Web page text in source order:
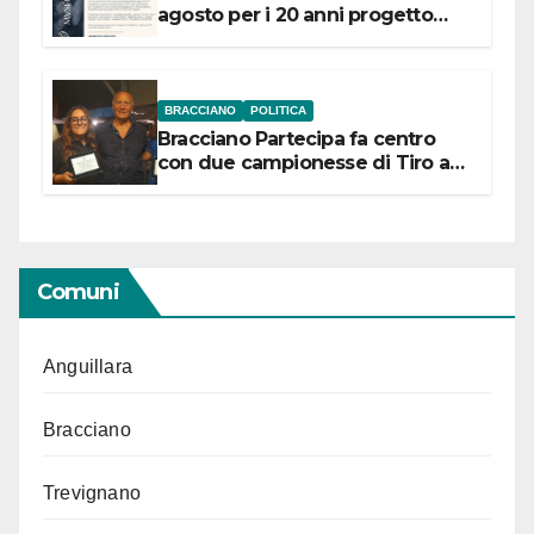
agosto per i 20 anni progetto
BRACCIANO POLITICA
Bracciano Partecipa fa centro
con due campionesse di Tiro a
Comuni
Anguillara
Bracciano
Trevignano